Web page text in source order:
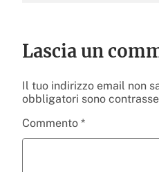
Lascia un
Il tuo indirizzo email non
obbligatori sono
Commento *